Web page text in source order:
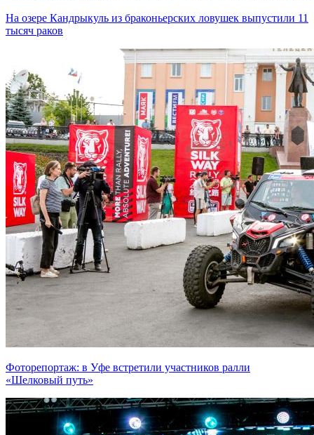
На озере Кандрыкуль из браконьерских ловушек выпустили 11
тысяч раков
Фоторепортаж: в Уфе встретили участников ралли
«Шелковый путь»